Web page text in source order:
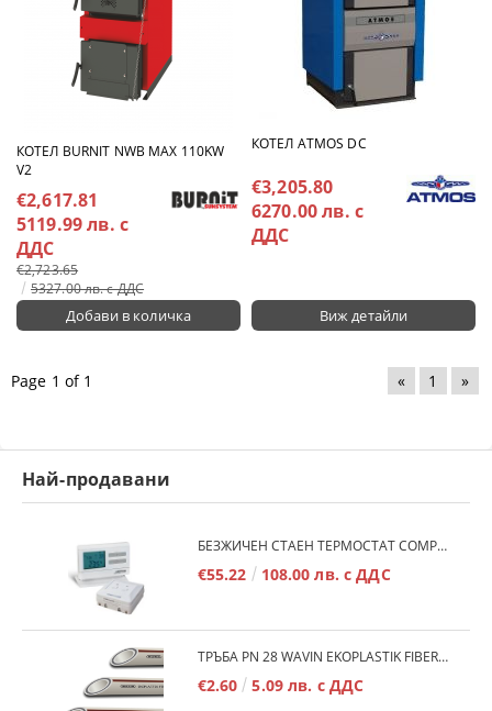
КОТЕЛ BURNIT NWB MAX 110KW
V2
€2,617.81
5119.99 лв. с
ДДС
€2,723.65
5327.00 лв. с ДДС
КОТЕЛ ATMOS DC
€3,205.80
6270.00 лв. с
ДДС
Виж детайли
Page 1 of 1 « 1 »
Най-продавани
БЕЗЖИЧЕН СТАЕН ТЕРМОСТАТ COMPUTHERM Q7RF
€55.22 108.00 лв. с ДДС
ТРЪБА PN 28 WAVIN EKOPLASTIK FIBER BASALT PLUS - 3М/БР.
€2.60 5.09 лв. с ДДС